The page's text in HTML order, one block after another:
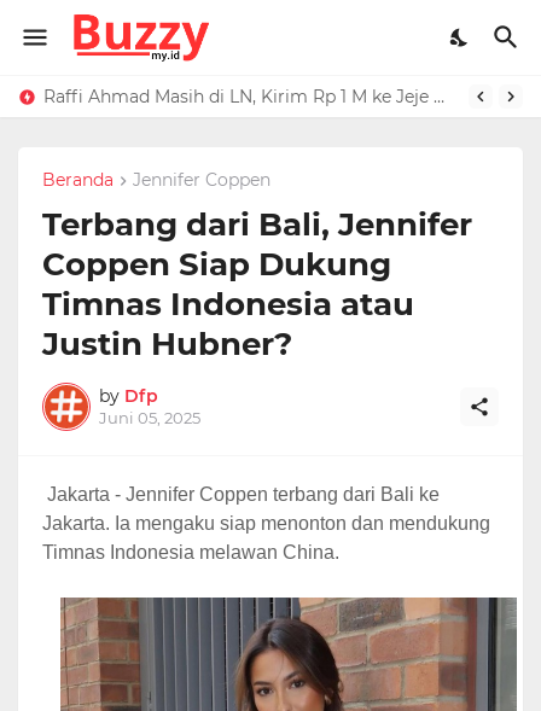
Raffi Ahmad Masih di LN, Kirim Rp 1 M ke Jeje Buat Korban Longsor Bandung Barat
Beranda Jennifer Coppen
Terbang dari Bali, Jennifer
Coppen Siap Dukung
Timnas Indonesia atau
Justin Hubner?
by Dfp
Juni 05, 2025
Jakarta - Jennifer Coppen terbang dari Bali ke
Jakarta. Ia mengaku siap menonton dan mendukung
Timnas Indonesia melawan China.